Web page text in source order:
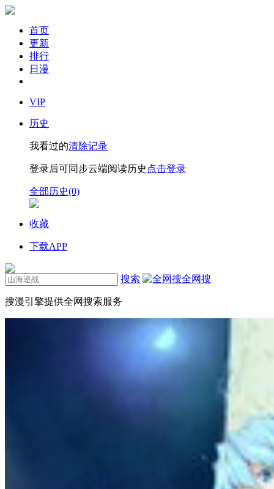
首页
更新
排行
日漫
VIP
历史
我看过的清除记录
登录后可同步云端阅读历史 点击登录
全部历史(0)
收藏
下载APP
搜索 全网搜
搜漫引擎提供全网搜索服务